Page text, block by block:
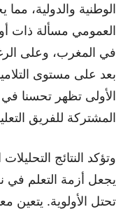
الوطنية والدولية،
العمومي مسألة ذات
في المغرب، وعلى
الأولى تظهر تحسنا
المشتركة للفريق
وتؤكد النتائج
يجعل أزمة التعلم في
تحتل الأولوية. يتعين